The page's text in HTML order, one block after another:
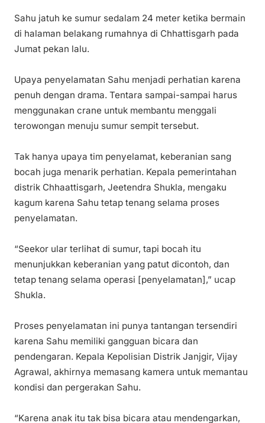
Sahu jatuh ke sumur sedalam 24 meter ketika bermain
di halaman belakang rumahnya di Chhattisgarh pada
Jumat pekan lalu.
Upaya penyelamatan Sahu menjadi perhatian karena
penuh dengan drama. Tentara sampai-sampai harus
menggunakan crane untuk membantu menggali
terowongan menuju sumur sempit tersebut.
Tak hanya upaya tim penyelamat, keberanian sang
bocah juga menarik perhatian. Kepala pemerintahan
distrik Chhaattisgarh, Jeetendra Shukla, mengaku
kagum karena Sahu tetap tenang selama proses
penyelamatan.
“Seekor ular terlihat di sumur, tapi bocah itu
menunjukkan keberanian yang patut dicontoh, dan
tetap tenang selama operasi [penyelamatan],” ucap
Shukla.
Proses penyelamatan ini punya tantangan tersendiri
karena Sahu memiliki gangguan bicara dan
pendengaran. Kepala Kepolisian Distrik Janjgir, Vijay
Agrawal, akhirnya memasang kamera untuk memantau
kondisi dan pergerakan Sahu.
“Karena anak itu tak bisa bicara atau mendengarkan,